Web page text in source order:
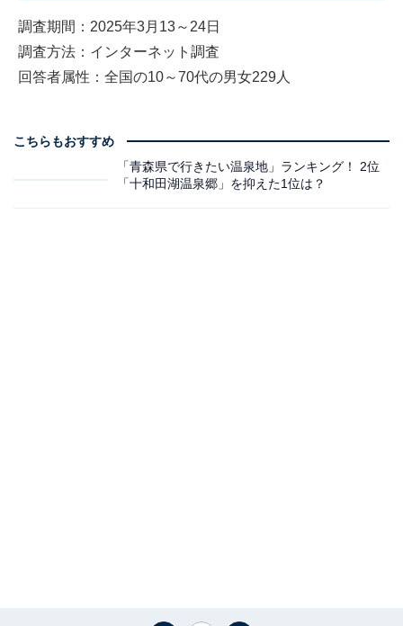
調査期間：2025年3月13～24日
調査方法：インターネット調査
回答者属性：全国の10～70代の男女229人
こちらもおすすめ
「青森県で行きたい温泉地」ランキング！ 2位
「十和田湖温泉郷」を抑えた1位は？